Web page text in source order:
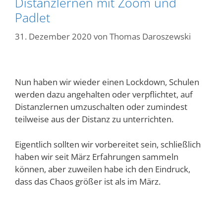
Padlet
31. Dezember 2020 von Thomas Daroszewski
Nun haben wir wieder einen Lockdown, Schulen
werden dazu angehalten oder verpflichtet, auf
Distanzlernen umzuschalten oder zumindest
teilweise aus der Distanz zu unterrichten.
Eigentlich sollten wir vorbereitet sein, schließlich
haben wir seit März Erfahrungen sammeln
können, aber zuweilen habe ich den Eindruck,
dass das Chaos größer ist als im März.